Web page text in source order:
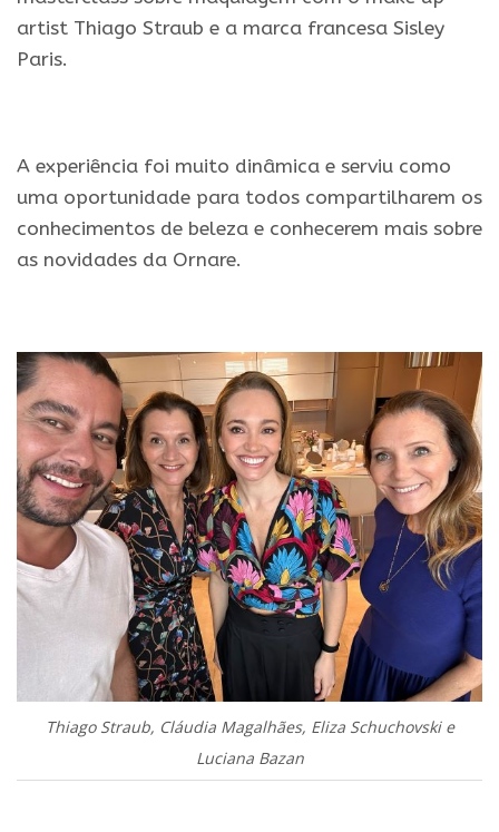
artist Thiago Straub e a marca francesa Sisley
Paris.
A experiência foi muito dinâmica e serviu como
uma oportunidade para todos compartilharem os
conhecimentos de beleza e conhecerem mais sobre
as novidades da Ornare.
Thiago Straub, Cláudia Magalhães, Eliza Schuchovski e
Luciana Bazan